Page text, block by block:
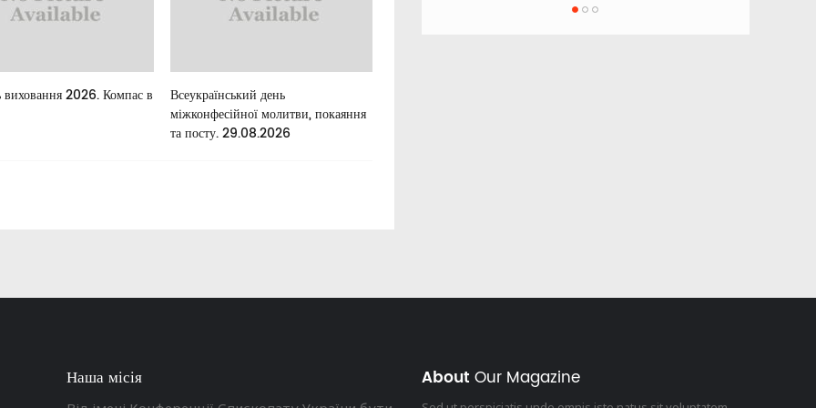
2026. Компас в
Всеукраїнський день
міжконфесійної молитви, покаяння
та посту. 29.08.2026
Наша місія About Our Magazine